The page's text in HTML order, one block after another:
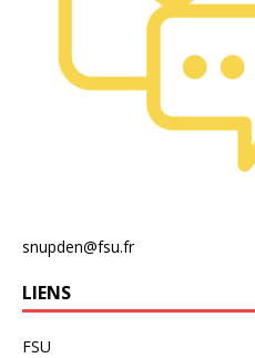
snupden@fsu.fr
LIENS
FSU